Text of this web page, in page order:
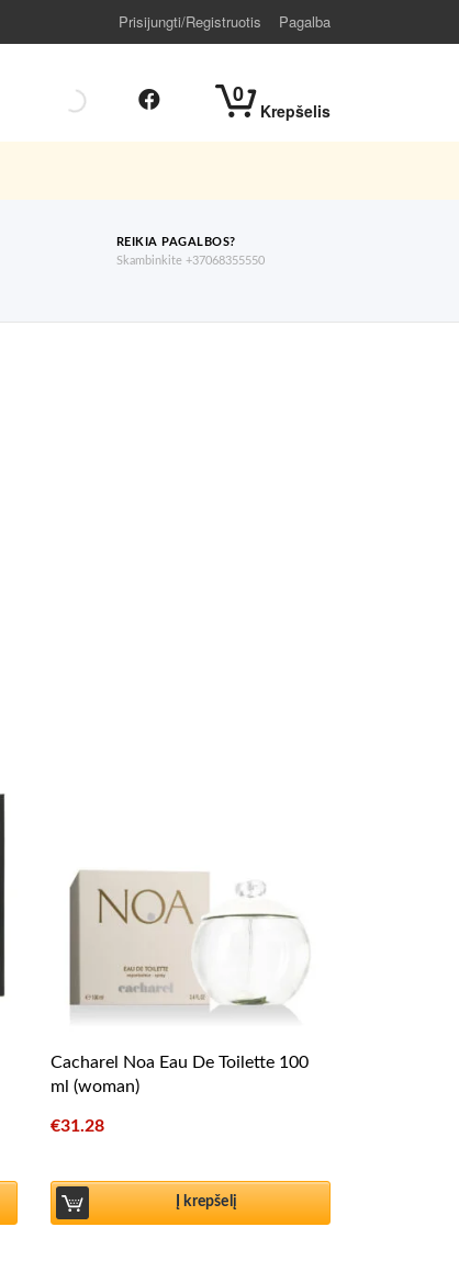
Prisijungti/Registruotis Pagalba
0
Krepšelis
REIKIA PAGALBOS?
Skambinkite +37068355550
Cacharel Noa Eau De Toilette 100
ml (woman)
€31.28
Į krepšelį